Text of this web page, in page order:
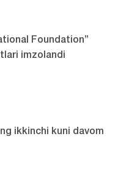
Foundation”
imzolandi
ikkinchi kuni davom